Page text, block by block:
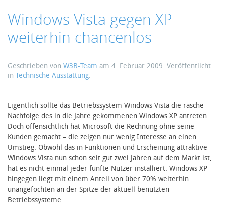
Windows Vista gegen XP
weiterhin chancenlos
Geschrieben von W3B-Team am 4. Februar 2009. Veröffentlicht
in Technische Ausstattung.
Eigentlich sollte das Betriebssystem Windows Vista die rasche
Nachfolge des in die Jahre gekommenen Windows XP antreten.
Doch offensichtlich hat Microsoft die Rechnung ohne seine
Kunden gemacht – die zeigen nur wenig Interesse an einen
Umstieg. Obwohl das in Funktionen und Erscheinung attraktive
Windows Vista nun schon seit gut zwei Jahren auf dem Markt ist,
hat es nicht einmal jeder fünfte Nutzer installiert. Windows XP
hingegen liegt mit einem Anteil von über 70% weiterhin
unangefochten an der Spitze der aktuell benutzten
Betriebssysteme.